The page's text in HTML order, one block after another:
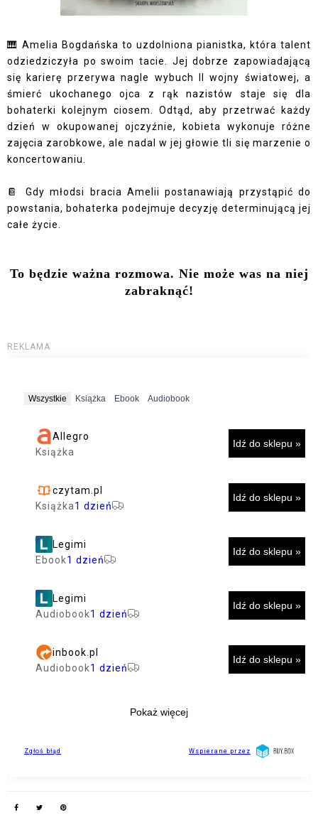
🎹 Amelia Bogdańska to uzdolniona pianistka, która talent
odziedziczyła po swoim tacie. Jej dobrze zapowiadającą
się karierę przerywa nagle wybuch II wojny światowej, a
śmierć ukochanego ojca z rąk nazistów staje się dla
bohaterki kolejnym ciosem. Odtąd, aby przetrwać każdy
dzień w okupowanej ojczyźnie, kobieta wykonuje różne
zajęcia zarobkowe, ale nadal w jej głowie tli się marzenie o
koncertowaniu.
📔 Gdy młodsi bracia Amelii postanawiają przystąpić do
powstania, bohaterka podejmuje decyzję determinującą jej
całe życie.
To będzie ważna rozmowa. Nie może was na niej
zabraknąć!